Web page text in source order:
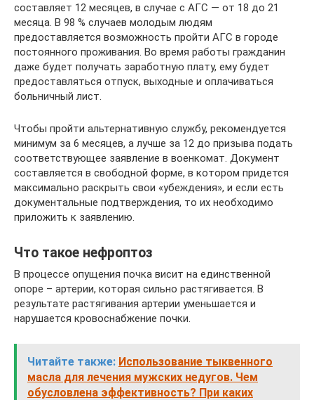
составляет 12 месяцев, в случае с АГС — от 18 до 21
месяца. В 98 % случаев молодым людям
предоставляется возможность пройти АГС в городе
постоянного проживания. Во время работы гражданин
даже будет получать заработную плату, ему будет
предоставляться отпуск, выходные и оплачиваться
больничный лист.
Чтобы пройти альтернативную службу, рекомендуется
минимум за 6 месяцев, а лучше за 12 до призыва подать
соответствующее заявление в военкомат. Документ
составляется в свободной форме, в котором придется
максимально раскрыть свои «убеждения», и если есть
документальные подтверждения, то их необходимо
приложить к заявлению.
Что такое нефроптоз
В процессе опущения почка висит на единственной
опоре – артерии, которая сильно растягивается. В
результате растягивания артерии уменьшается и
нарушается кровоснабжение почки.
Читайте также: Использование тыквенного
масла для лечения мужских недугов. Чем
обусловлена эффективность? При каких